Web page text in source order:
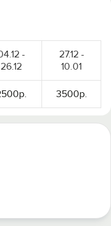
-
26.12
27.12 -
10.01
3500р.